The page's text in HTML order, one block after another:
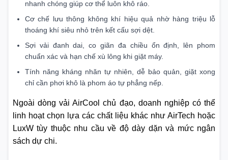
nhanh chóng giúp cơ thể luôn khô ráo.
Cơ chế lưu thông không khí hiệu quả nhờ hàng triệu lỗ
thoáng khí siêu nhỏ trên kết cấu sợi dệt.
Sợi vải đanh dai, co giãn đa chiều ổn định, lên phom
chuẩn xác và hạn chế xù lông khi giặt máy.
Tính năng kháng nhăn tự nhiên, dễ bảo quản, giặt xong
chỉ cần phơi khô là phom áo tự phẳng nếp.
Ngoài dòng vải AirCool chủ đạo, doanh nghiệp có thể
linh hoạt chọn lựa các chất liệu khác như AirTech hoặc
LuxW tùy thuộc nhu cầu về độ dày dặn và mức ngân
sách dự chi.